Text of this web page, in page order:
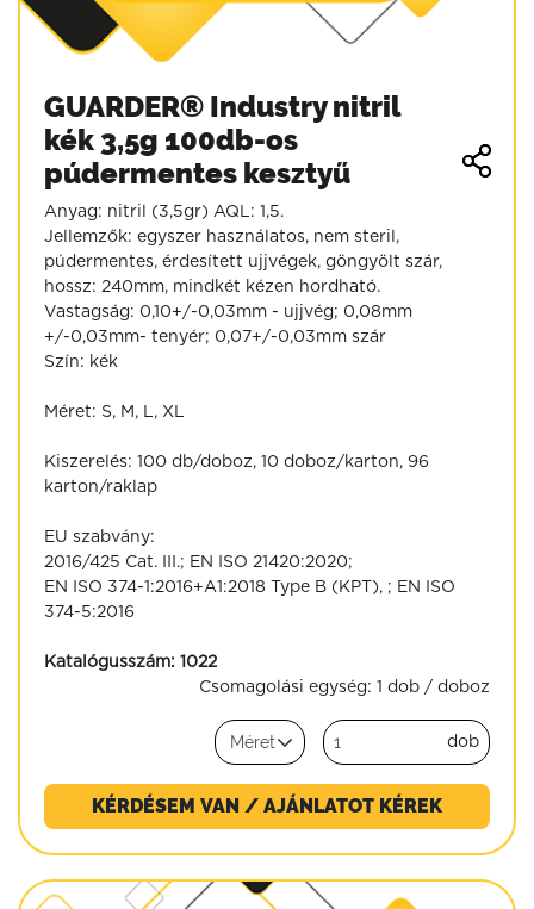
GUARDER® Industry nitril
kék 3,5g 100db-os
púdermentes kesztyű
Anyag: nitril (3,5gr) AQL: 1,5.
Jellemzők: egyszer használatos, nem steril,
púdermentes, érdesített ujjvégek, göngyölt szár,
hossz: 240mm, mindkét kézen hordható.
Vastagság: 0,10+/-0,03mm - ujjvég; 0,08mm
+/-0,03mm- tenyér; 0,07+/-0,03mm szár
Szín: kék
Méret: S, M, L, XL
Kiszerelés: 100 db/doboz, 10 doboz/karton, 96
karton/raklap
EU szabvány:
2016/425 Cat. III.; EN ISO 21420:2020;
EN ISO 374-1:2016+A1:2018 Type B (KPT), ; EN ISO
374-5:2016
Katalógusszám: 1022
Csomagolási egység: 1 dob / doboz
dob
KÉRDÉSEM VAN / AJÁNLATOT KÉREK